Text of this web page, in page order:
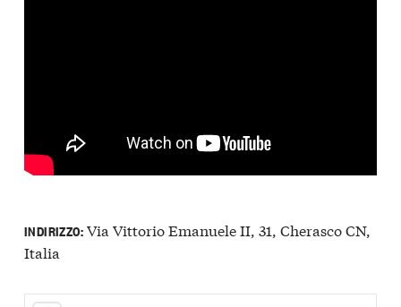
INDIRIZZO:Via Vittorio Emanuele II, 31, Cherasco CN,
Italia